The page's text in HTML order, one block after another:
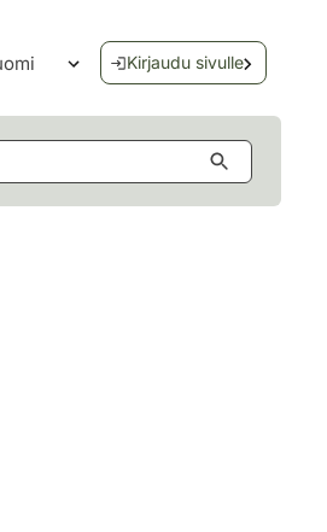
Avaa kielivalikko
Kirjaudu sivulle